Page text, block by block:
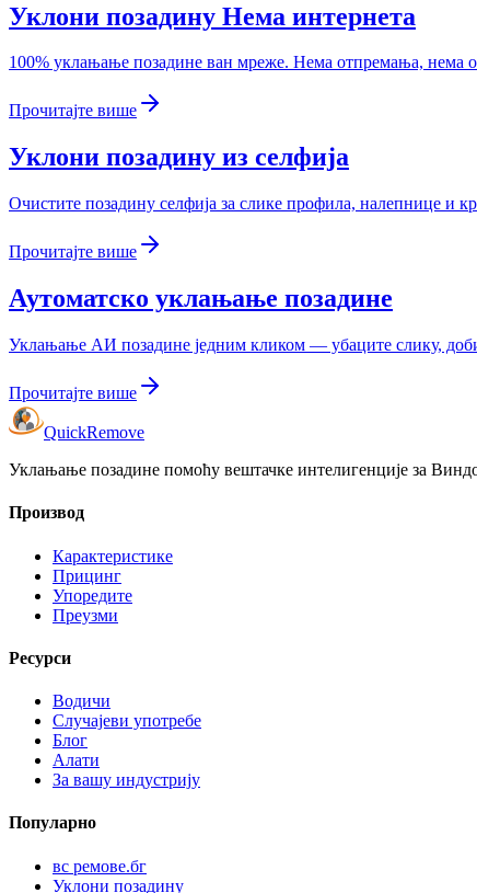
Уклони позадину Нема интернета
100% уклањање позадине ван мреже. Нема отпремања, нема
Прочитајте више
Уклони позадину из селфија
Очистите позадину селфија за слике профила, налепнице и
Прочитајте више
Аутоматско уклањање позадине
Уклањање АИ позадине једним кликом — убаците слику,
Прочитајте више
QuickRemove
Уклањање позадине помоћу вештачке интелигенције за
Производ
Карактеристике
Прицинг
Упоредите
Преузми
Ресурси
Водичи
Случајеви употребе
Блог
Алати
За вашу индустрију
Популарно
вс ремове.бг
Уклони позадину